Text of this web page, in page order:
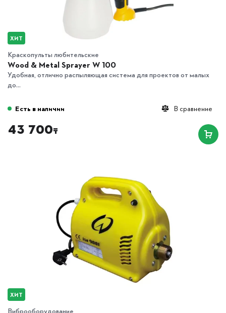
ХИТ
Краскопульты любительские
Wood & Metal Sprayer W 100
Удобная, отлично распыляющая система для проектов от малых
до...
В сравнение
Есть в наличии
43 700₸
ХИТ
Виброоборудование